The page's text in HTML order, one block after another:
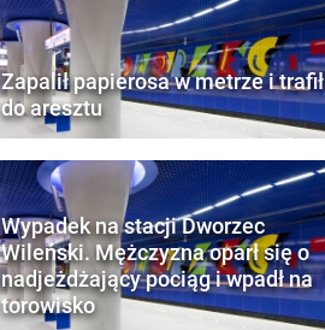
Zapalił papierosa w metrze i trafił
do aresztu
Wypadek na stacji Dworzec
Wileński. Mężczyzna oparł się o
nadjeżdżający pociąg i wpadł na
torowisko